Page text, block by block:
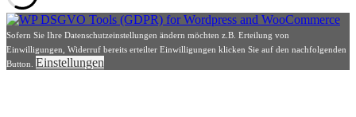
Sofern Sie Ihre Datenschutzeinstellungen ändern möchten z.B. Erteilung von
Einwilligungen, Widerruf bereits erteilter Einwilligungen klicken Sie auf den nachfolgenden
Button. Einstellungen